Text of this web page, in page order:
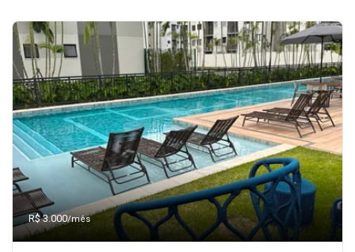
R$ 3.000/mês